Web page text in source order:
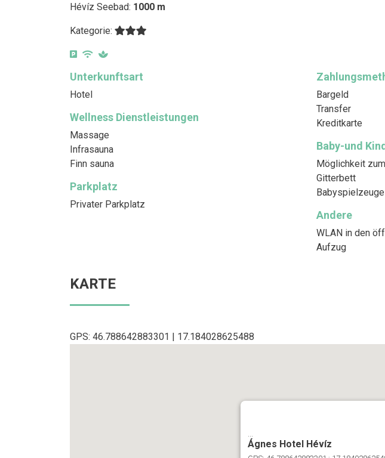
Hévíz Seebad: 1000 m
Kategorie:
Unterkunftsart
Hotel
Bargeld
Transfer
Kreditkarte
Wellness Dienstleistungen
Massage
Infrasauna
Finn sauna
Baby-und
Möglichkeit
Gitterbett
Babyspielzeuge
Parkplatz
Privater Parkplatz
Andere
WLAN in den
Aufzug
KARTE
GPS: 46.788642883301 | 17.184028625488
Ágnes Hotel Hévíz